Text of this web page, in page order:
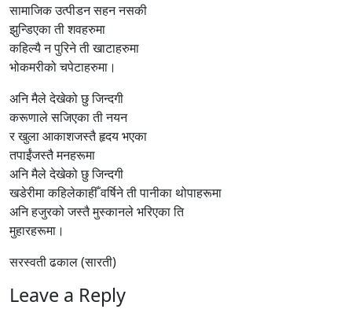
सामाजिक उत्पीडन सहन नसकी
झुन्डिएका ती शवहरुमा
कहिल्यै न पुरिने ती खाटाहरुमा
भोकमरीको चपेटाहरुमा।
अनि मैले देखेको छु जिन्दगी
करूणाले सजिएका ती नयन
र खुला आकाशजस्तै हृदय भएका
तपाईंजस्तै मनहरूमा
अनि मैले देखेको छु जिन्दगी
खडेरीमा कहिलेकाहीँ वर्षिने ती पानीका थोपाहरूमा
अनि हजुरको जस्तै मुस्कानले भरिएका ति
मुहारहरूमा।
सरस्वती ढकाल (सारती)
Leave a Reply